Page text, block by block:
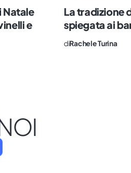
Natale
e
La tradizione
spiegata ai
diRachele Turina